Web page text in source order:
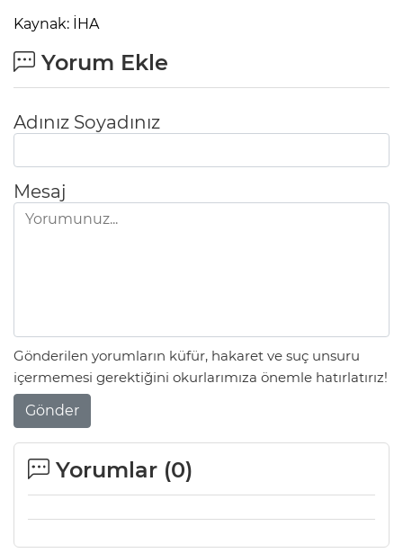
Kaynak: İHA
Yorum Ekle
Adınız Soyadınız
Mesaj
Gönderilen yorumların küfür, hakaret ve suç unsuru
içermemesi gerektiğini okurlarımıza önemle hatırlatırız!
Gönder
Yorumlar (0)